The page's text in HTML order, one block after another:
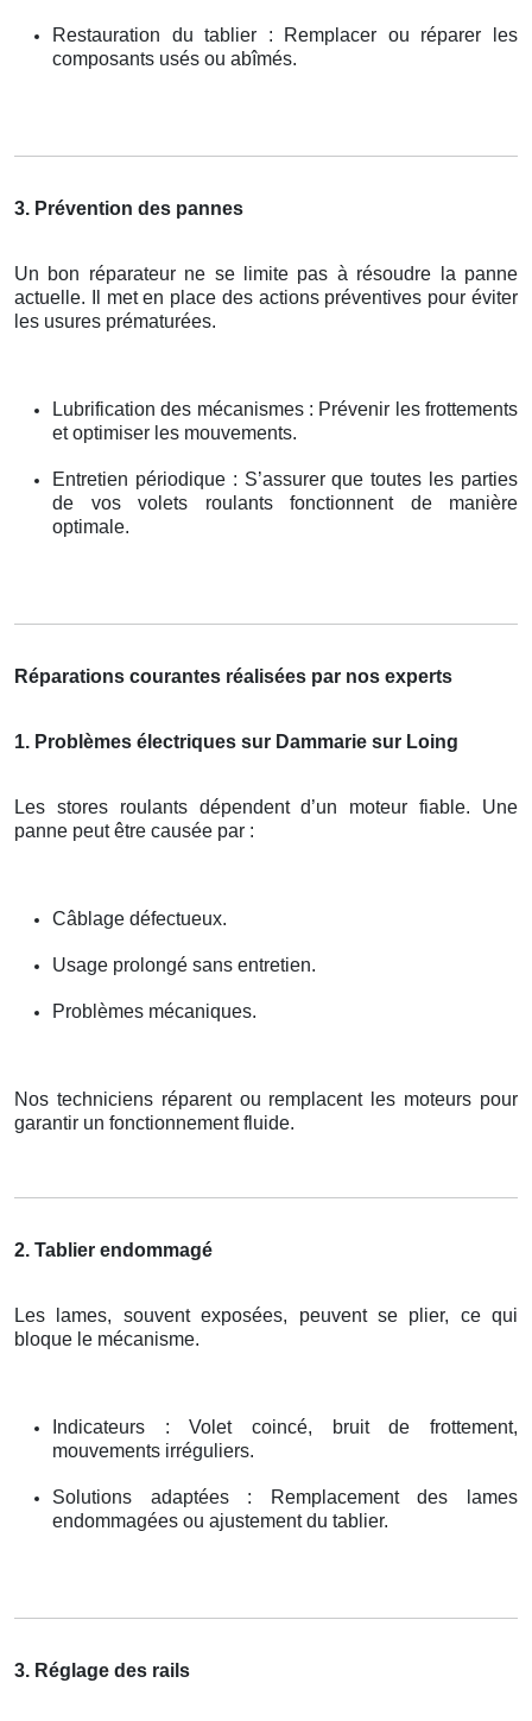
Restauration du tablier : Remplacer ou réparer les
composants usés ou abîmés.
3. Prévention des pannes
Un bon réparateur ne se limite pas à résoudre la panne
actuelle. Il met en place des actions préventives pour éviter
les usures prématurées.
Lubrification des mécanismes : Prévenir les frottements
et optimiser les mouvements.
Entretien périodique : S’assurer que toutes les parties
de vos volets roulants fonctionnent de manière
optimale.
Réparations courantes réalisées par nos experts
1. Problèmes électriques sur Dammarie sur Loing
Les stores roulants dépendent d’un moteur fiable. Une
panne peut être causée par :
Câblage défectueux.
Usage prolongé sans entretien.
Problèmes mécaniques.
Nos techniciens réparent ou remplacent les moteurs pour
garantir un fonctionnement fluide.
2. Tablier endommagé
Les lames, souvent exposées, peuvent se plier, ce qui
bloque le mécanisme.
Indicateurs : Volet coincé, bruit de frottement,
mouvements irréguliers.
Solutions adaptées : Remplacement des lames
endommagées ou ajustement du tablier.
3. Réglage des rails